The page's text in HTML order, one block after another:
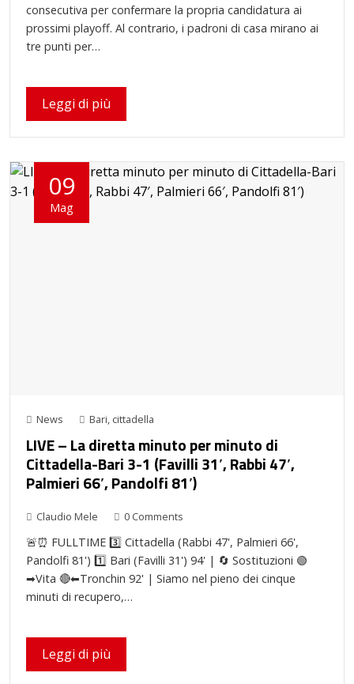
consecutiva per confermare la propria candidatura ai
prossimi playoff. Al contrario, i padroni di casa mirano ai
tre punti per…
Leggi di più
09
Mag
News Bari, cittadella
LIVE – La diretta minuto per minuto di
Cittadella-Bari 3-1 (Favilli 31′, Rabbi 47′,
Palmieri 66′, Pandolfi 81′)
Claudio Mele 0 Comments
🚨⏰ FULLTIME 3️⃣ Cittadella (Rabbi 47', Palmieri 66',
Pandolfi 81') 1️⃣ Bari (Favilli 31') 94' | 🔄 Sostituzioni 🟢
➡Vita 🔴⬅Tronchin 92' | Siamo nel pieno dei cinque
minuti di recupero,…
Leggi di più